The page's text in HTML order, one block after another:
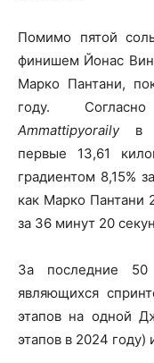
Помимо пятой
финишем Йонас
Марко Пантани,
году.
Ammattipyorailyв
первые 13,61
градиентом 8,15%
как Марко Пантани
за 36 минут 20
За последние
являющихся
этапов на одной
этапов в 2024 году)